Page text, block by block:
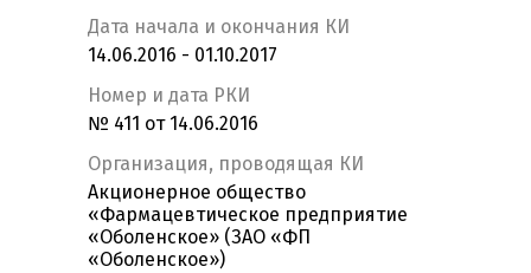
Дата начала и окончания КИ
14.06.2016 - 01.10.2017
Номер и дата РКИ
№ 411 от 14.06.2016
Организация, проводящая КИ
Акционерное общество
«Фармацевтическое предприятие
«Оболенское» (ЗАО «ФП
«Оболенское»)